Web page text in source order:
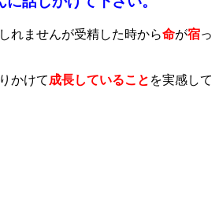
れませんが受精した時から命が宿っ
かけて成長していること を実感して